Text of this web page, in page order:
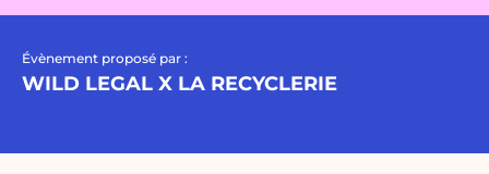
Évènement proposé par :
WILD LEGAL X LA RECYCLERIE